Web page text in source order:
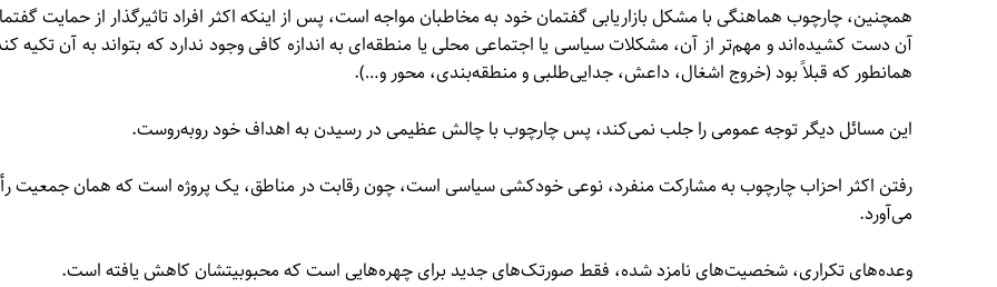
همچنین، چارچوب هماهنگی با مشکل بازاریابی گفتمان خود به مخاطبان مواجه است، پس از اینکه اکثر افراد تاثیرگذار از حمایت
آن دست کشیده‌اند و مهم‌تر از آن، مشکلات سیاسی یا اجتماعی محلی یا منطقه‌ای به اندازه کافی وجود ندارد که بتواند به آن تکیه
همانطور که قبلاً بود (خروج اشغال، داعش، جدایی‌طلبی و منطقه‌بندی، محور و…).
این مسائل دیگر توجه عمومی را جلب نمی‌کند، پس چارچوب با چالش عظیمی در رسیدن به اهداف خود روبه‌روست.
رفتن اکثر احزاب چارچوب به مشارکت منفرد، نوعی خودکشی سیاسی است، چون رقابت در مناطق، یک پروژه است که همان جمعیت
می‌آورد.
وعده‌های تکراری، شخصیت‌های نامزد شده، فقط صورتک‌های جدید برای چهره‌هایی است که محبوبیتشان کاهش یافته است.